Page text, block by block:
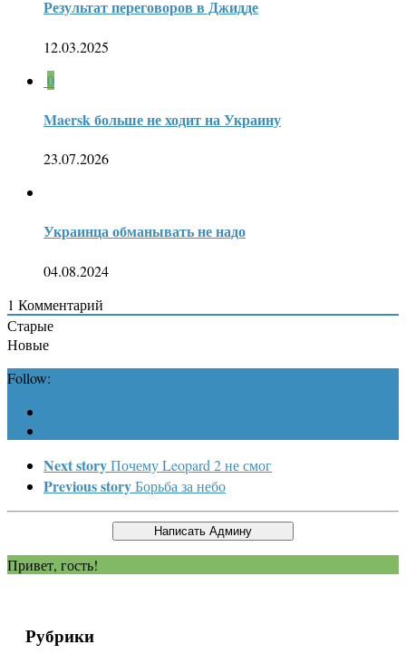
Результат переговоров в Джидде
12.03.2025
0
Maersk больше не ходит на Украину
23.07.2026
Украинца обманывать не надо
04.08.2024
1 Комментарий
Старые
Новые
Follow:
Next storyПочему Leopard 2 не смог
Previous storyБорьба за небо
Привет, гость!
Рубрики